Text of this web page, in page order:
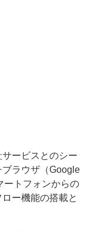
ービスとのシー
ラウザ（Google
ートフォンからの
ー機能の搭載と